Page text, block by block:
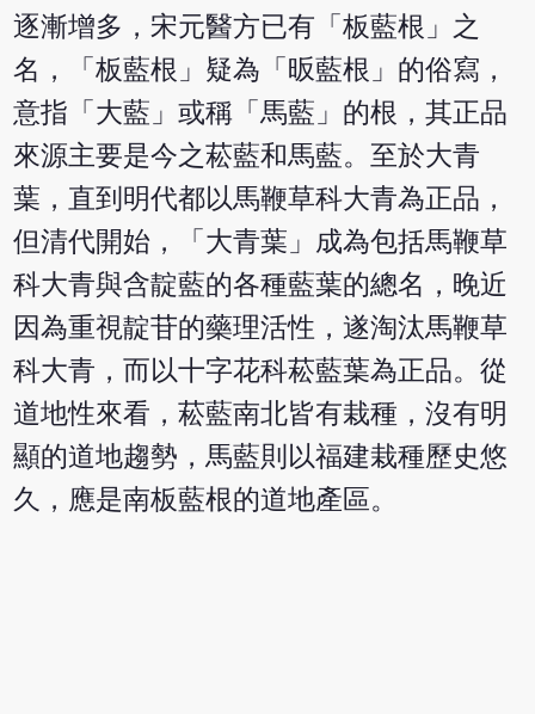
逐漸增多，宋元醫方已有「板藍根」之
名，「板藍根」疑為「昄藍根」的俗寫，
意指「大藍」或稱「馬藍」的根，其正品
來源主要是今之菘藍和馬藍。至於大青
葉，直到明代都以馬鞭草科大青為正品，
但清代開始，「大青葉」成為包括馬鞭草
科大青與含靛藍的各種藍葉的總名，晚近
因為重視靛苷的藥理活性，遂淘汰馬鞭草
科大青，而以十字花科菘藍葉為正品。從
道地性來看，菘藍南北皆有栽種，沒有明
顯的道地趨勢，馬藍則以福建栽種歷史悠
久，應是南板藍根的道地產區。